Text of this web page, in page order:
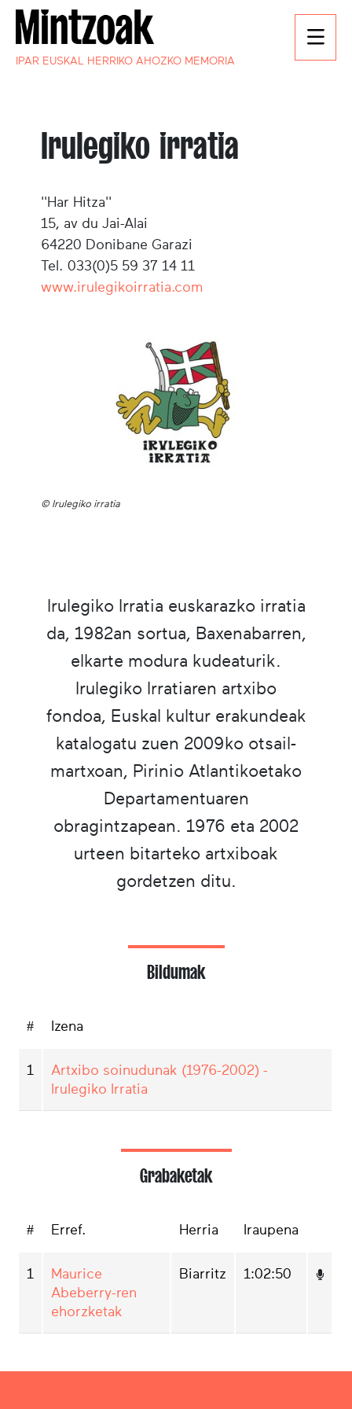
IPAR EUSKAL HERRIKO AHOZKO MEMORIA
Irulegiko irratia
''Har Hitza''
15, av du Jai-Alai
64220 Donibane Garazi
Tel. 033(0)5 59 37 14 11
www.irulegikoirratia.com
© Irulegiko irratia
Irulegiko Irratia euskarazko irratia
da, 1982an sortua, Baxenabarren,
elkarte modura kudeaturik.
Irulegiko Irratiaren artxibo
fondoa, Euskal kultur erakundeak
katalogatu zuen 2009ko otsail-
martxoan, Pirinio Atlantikoetako
Departamentuaren
obragintzapean. 1976 eta 2002
urteen bitarteko artxiboak
gordetzen ditu.
Bildumak
# Izena
1
Artxibo soinudunak (1976-2002) -
Irulegiko Irratia
Grabaketak
# Erref. Herria Iraupena
1
Maurice
Abeberry-ren
ehorzketak
Biarritz 1:02:50